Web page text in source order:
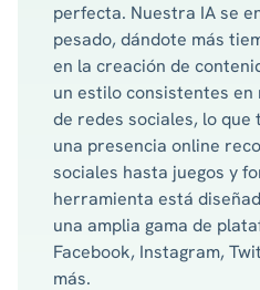
perfecta. Nuestra IA se
pesado, dándote más
en la creación de
un estilo consistentes
de redes sociales, lo
una presencia online
sociales hasta juegos y
herramienta está
una amplia gama de
Facebook, Instagram,
más.